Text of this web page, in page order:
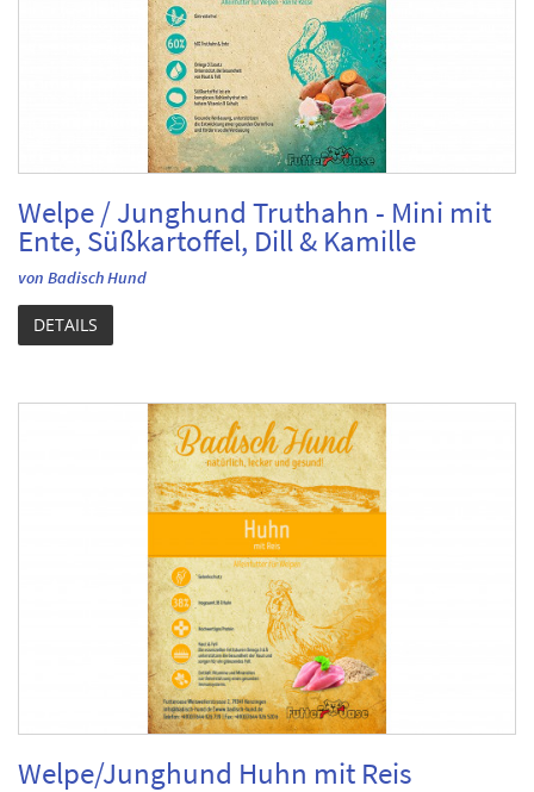
Welpe / Junghund Truthahn - Mini mit
Ente, Süßkartoffel, Dill & Kamille
von Badisch Hund
DETAILS
Welpe/Junghund Huhn mit Reis